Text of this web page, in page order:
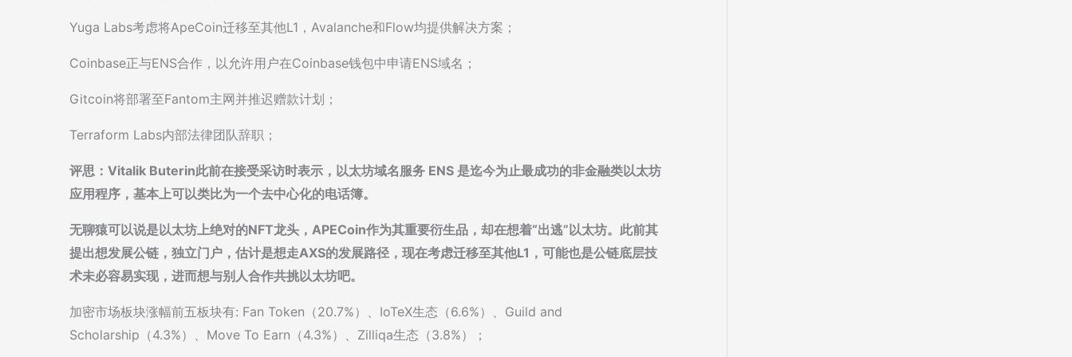
Yuga Labs考虑将ApeCoin迁移至其他L1，Avalanche和Flow均提供解决方案；
Coinbase正与ENS合作，以允许用户在Coinbase钱包中申请ENS域名；
Gitcoin将部署至Fantom主网并推迟赠款计划；
Terraform Labs内部法律团队辞职；
评思：Vitalik Buterin此前在接受采访时表示，以太坊域名服务 ENS 是迄今为止最成功的非金融类以太坊
应用程序，基本上可以类比为一个去中心化的电话簿。
无聊猿可以说是以太坊上绝对的NFT龙头，APECoin作为其重要衍生品，却在想着“出逃”以太坊。此前其
提出想发展公链，独立门户，估计是想走AXS的发展路径，现在考虑迁移至其他L1，可能也是公链底层技
术未必容易实现，进而想与别人合作共挑以太坊吧。
加密市场板块涨幅前五板块有: Fan Token（20.7%）、IoTeX生态（6.6%）、Guild and
Scholarship（4.3%）、Move To Earn（4.3%）、Zilliqa生态（3.8%）；